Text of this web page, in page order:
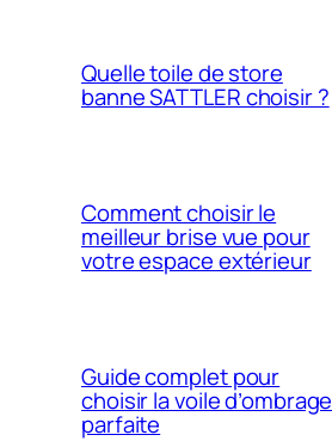
Quelle toile de store
banne SATTLER choisir ?
Comment choisir le
meilleur brise vue pour
votre espace extérieur
Guide complet pour
choisir la voile d’ombrage
parfaite